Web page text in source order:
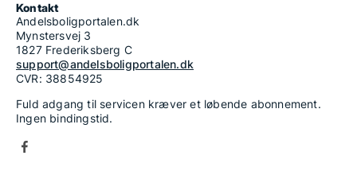
Kontakt
Andelsboligportalen.dk
Mynstersvej 3
1827 Frederiksberg C
support@andelsboligportalen.dk
CVR: 38854925
Fuld adgang til servicen kræver et løbende abonnement.
Ingen bindingstid.